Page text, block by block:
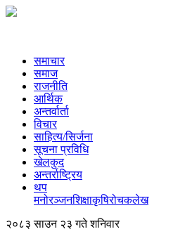
समाचार
समाज
राजनीति
आर्थिक
अन्तर्वार्ता
विचार
साहित्य/सिर्जना
सूचना प्रविधि
खेलकुद
अन्तर्राष्ट्रिय
थप
मनोरञ्‍जनशिक्षाकृषिरोचकलेख
२०८३ साउन २३ गते शनिवार